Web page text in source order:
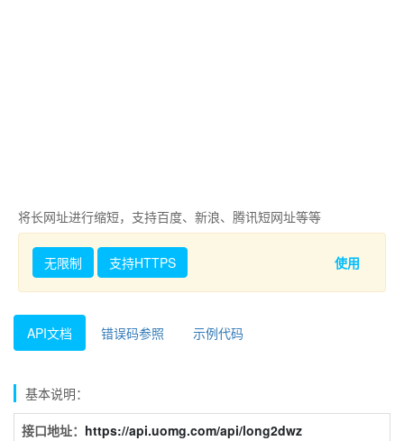
将长网址进行缩短，支持百度、新浪、腾讯短网址等等
无限制 支持HTTPS 使用
API文档 错误码参照 示例代码
基本说明：
接口地址： https://api.uomg.com/api/long2dwz